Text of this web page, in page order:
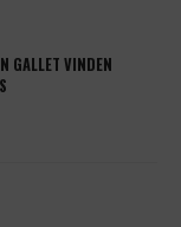
GALLET VINDEN